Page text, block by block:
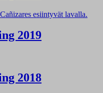
2019
2018